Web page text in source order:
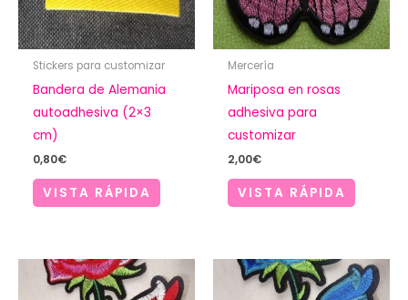
Stickers para customizar
Bandera de Alemania
autoadhesiva (2×3
cm)
0,80€
VISTA RÁPIDA
Mercería
Mariposa en rosas
adhesiva para
customizar
2,00€
VISTA RÁPIDA